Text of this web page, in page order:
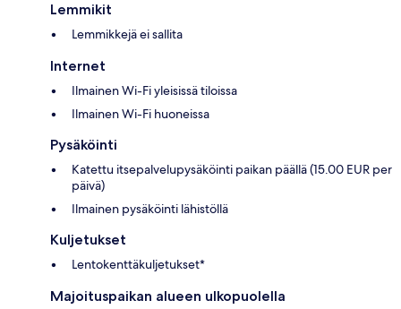
Lemmikit
Lemmikkejä ei sallita
Internet
Ilmainen Wi-Fi yleisissä tiloissa
Ilmainen Wi-Fi huoneissa
Pysäköinti
Katettu itsepalvelupysäköinti paikan päällä (15.00 EUR per
päivä)
Ilmainen pysäköinti lähistöllä
Kuljetukset
Lentokenttäkuljetukset*
Majoituspaikan alueen ulkopuolella